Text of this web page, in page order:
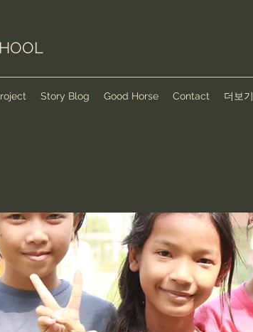
Story Blog Good Horse Contact 더보기